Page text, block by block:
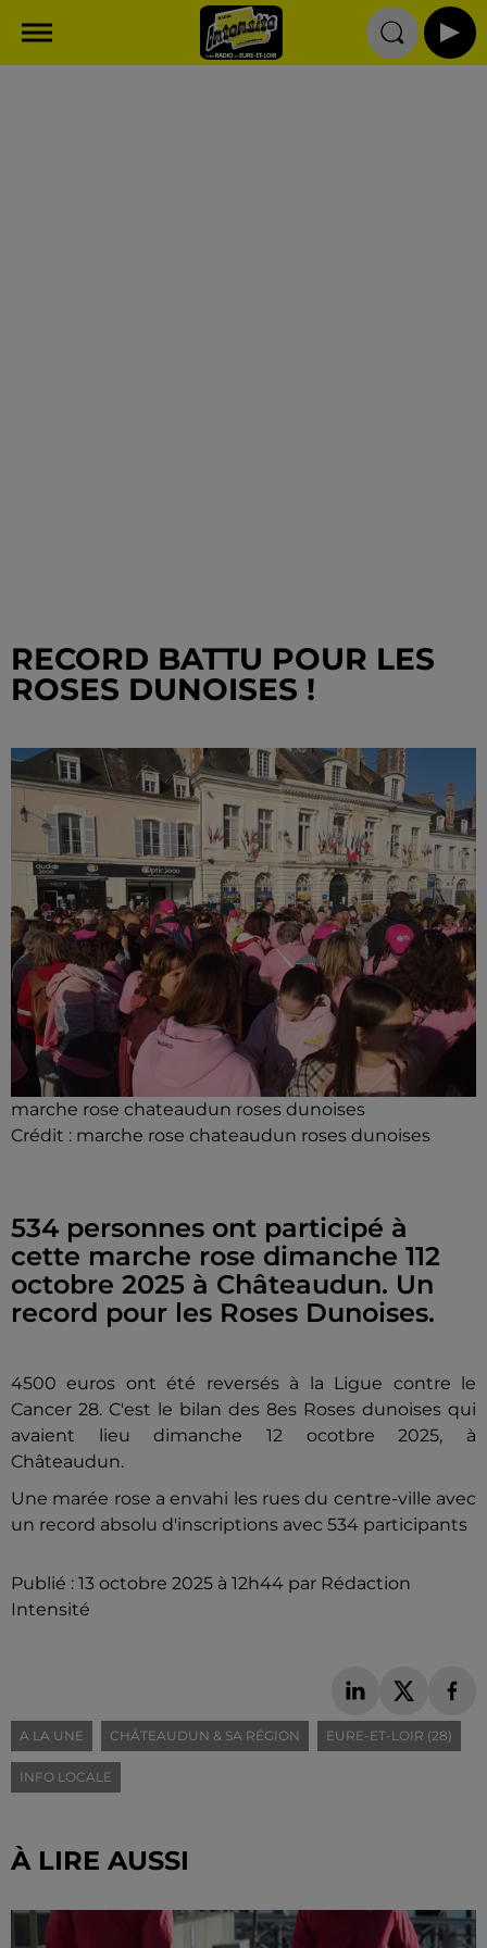
RECORD BATTU POUR LES
ROSES DUNOISES !
marche rose chateaudun roses dunoises
Crédit : marche rose chateaudun roses dunoises
534 personnes ont participé à
cette marche rose dimanche 112
octobre 2025 à Châteaudun. Un
record pour les Roses Dunoises.
4500 euros ont été reversés à la Ligue contre le
Cancer 28. C'est le bilan des 8es Roses dunoises qui
avaient lieu dimanche 12 ocotbre 2025, à
Châteaudun.
Une marée rose a envahi les rues du centre-ville avec
un record absolu d'inscriptions avec 534 participants
Publié : 13 octobre 2025 à 12h44 par Rédaction
Intensité
A LA UNE CHÂTEAUDUN & SA RÉGION EURE-ET-LOIR (28)
INFO LOCALE
À LIRE AUSSI